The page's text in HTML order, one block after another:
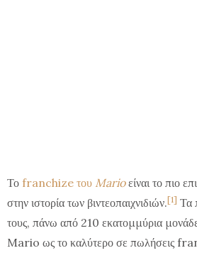
Το franchize του Marioείναι το πιο
στην ιστορία των βιντεοπαιχνιδιών.[1] Τα
τους, πάνω από 210 εκατομμύρια
Mario ως το καλύτερο σε πωλήσεις